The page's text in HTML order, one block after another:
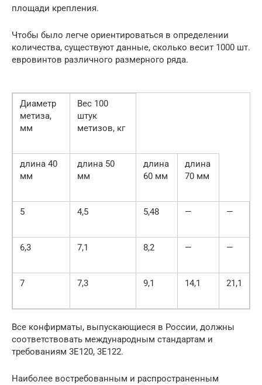
площади крепления.
Чтобы было легче ориентироваться в определении
количества, существуют данные, сколько весит 1000 шт.
евровинтов различного размерного ряда.
Диаметр
метиза,
мм
Вес 100
штук
метизов, кг
длина 40
мм
длина 50
мм
длина
60 мм
длина
70 мм
5 4,5 5,48 — —
6,3 7,1 8,2 — —
7 7,3 9,1 14,1 21,1
Все конфирматы, выпускающиеся в России, должны
соответствовать международным стандартам и
требованиям 3E120, 3E122.
Наиболее востребованным и распространенным